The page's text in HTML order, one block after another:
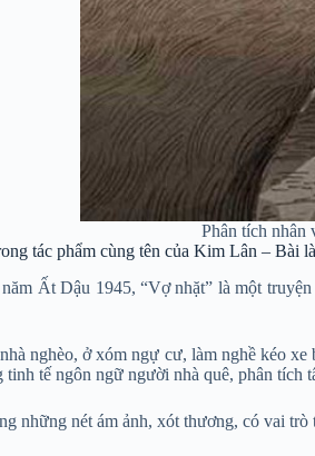
Phân tích nhân
tác phẩm cùng tên của Kim Lân – Bài
Ất Dậu 1945, “Vợ nhặt” là một
nghèo, ở xóm ngự cư, làm nghề kéo
tế ngôn ngữ người nhà quê, phân
những nét ám ảnh, xót thương, có vai trò